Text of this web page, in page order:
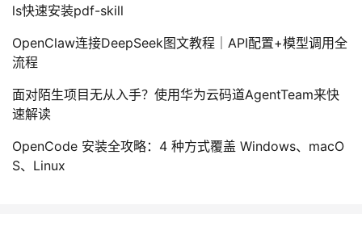
ls快速安装pdf-skill
OpenClaw连接DeepSeek图文教程｜API配置+模型调用全
流程
面对陌生项目无从入手？使用华为云码道AgentTeam来快
速解读
OpenCode 安装全攻略：4 种方式覆盖 Windows、macO
S、Linux